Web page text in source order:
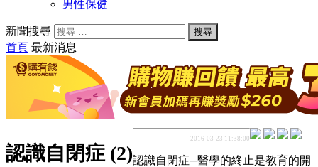
男性保健
新聞搜尋
首頁 最新消息
認識自閉症 (2)
2016-03-23 11:38:00
認識自閉症─醫學的終止是教育的開